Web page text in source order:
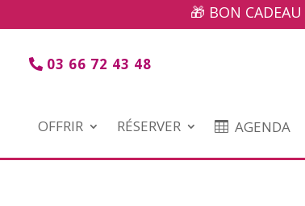
🎁 BON
03 66 72 43 48
OFFRIR RÉSERVER AGENDA